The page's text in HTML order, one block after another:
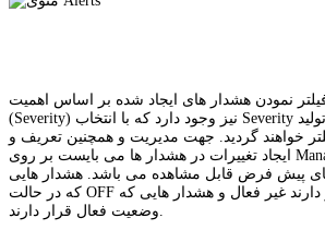
نمودن هشدار های ایجاد شده بر اساس اهمیت
(Severity) نیز وجود دارد که با انتخاب Severity مورد نظر هشدار های تولید
خواهند گردید. جهت مدیریت و همچنین تعریف و
ایجاد تغییرات در هشدار ها می بایست بر روی Manage Alerts کلیک نماییم.
پیش فرض قابل مشاهده می باشد. هشدار هایی
که در حالت OFF قرار دارند غیر فعال و هشدار هایی که ON هستند در